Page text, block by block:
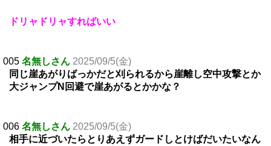
ドリャドリャすればいい
005 名無しさん 2025/09/5(金)
同じ崖あがりばっかだと刈られるから崖離し空中攻撃とか
大ジャンプN回避で崖あがるとかかな？
006 名無しさん 2025/09/5(金)
相手に近づいたらとりあえずガードしとけばだいたいなん